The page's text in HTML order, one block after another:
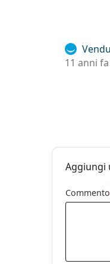
11 anni fa
Aggiungi
Commento